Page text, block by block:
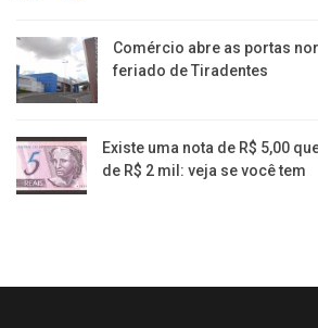
Comércio abre as portas
feriado de Tiradentes
Existe uma nota de R$ 5,00
de R$ 2 mil: veja se você tem